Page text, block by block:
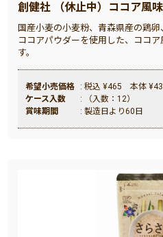
創健社 （休止中）ココア風
国産小麦の小麦粉、青森県産の鶏
ココアパウダーを使用した、ココ
す。
希望小売価格
: 税込 ¥465 本体
ケース入数
: （入数：12）
賞味期間
: 製造日より60日